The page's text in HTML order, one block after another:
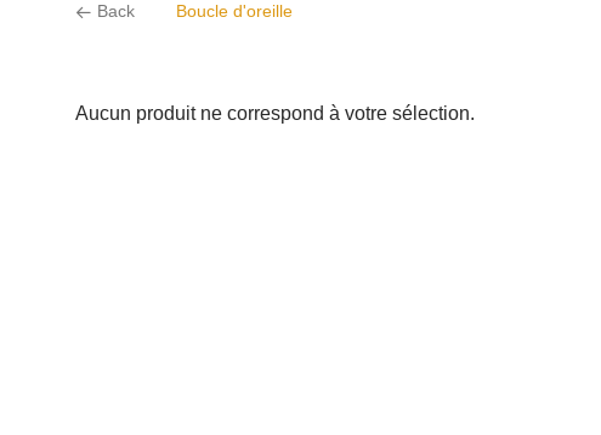
Back Boucle d'oreille
Aucun produit ne correspond à votre sélection.